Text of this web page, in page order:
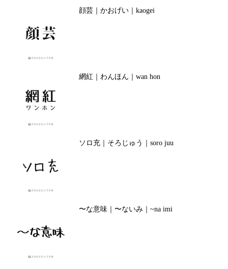
顔芸｜かおげい｜kaogei
網紅｜わんほん｜wan hon
ソロ充｜そろじゅう｜soro juu
〜な意味｜〜ないみ｜~na imi